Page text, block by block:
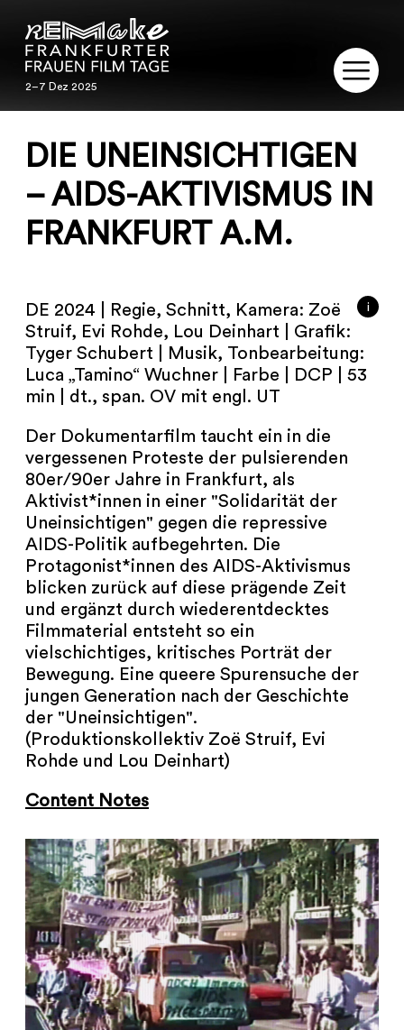
2–7 Dez 2025
2–7 Dez 2025
PROGRAMM
SERVICE
RESTAURIERUNG
KONTAKT
NEWSLETTER
PRESSE
IMPRESSUM
ARCHIV
de en COOKIES
DIE UNEINSICHTIGEN
– AIDS-AKTIVISMUS IN
FRANKFURT A.M.
i
DE 2024 | Regie, Schnitt, Kamera: Zoë
Struif, Evi Rohde, Lou Deinhart | Grafik:
Tyger Schubert | Musik, Tonbearbeitung:
Luca „Tamino“ Wuchner | Farbe | DCP | 53
min | dt., span. OV mit engl. UT
Der Dokumentarfilm taucht ein in die
vergessenen Proteste der pulsierenden
80er/90er Jahre in Frankfurt, als
Aktivist*innen in einer "Solidarität der
Uneinsichtigen" gegen die repressive
AIDS-Politik aufbegehrten. Die
Protagonist*innen des AIDS-Aktivismus
blicken zurück auf diese prägende Zeit
und ergänzt durch wiederentdecktes
Filmmaterial entsteht so ein
vielschichtiges, kritisches Porträt der
Bewegung. Eine queere Spurensuche der
jungen Generation nach der Geschichte
der "Uneinsichtigen".
(Produktionskollektiv Zoë Struif, Evi
Rohde und Lou Deinhart)
Content Notes